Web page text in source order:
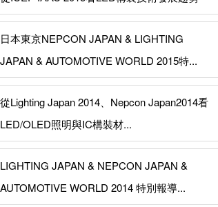
日本東京NEPCON JAPAN & LIGHTING
JAPAN & AUTOMOTIVE WORLD 2015特...
從Lighting Japan 2014、Nepcon Japan2014看
LED/OLED照明與IC構裝材...
LIGHTING JAPAN & NEPCON JAPAN &
AUTOMOTIVE WORLD 2014 特別報導...